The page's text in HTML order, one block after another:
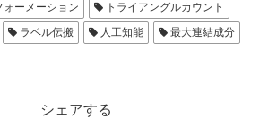
ーメーション
トライアングルカウント
ラベル伝搬 人工知能
最大連結成分
シェアする